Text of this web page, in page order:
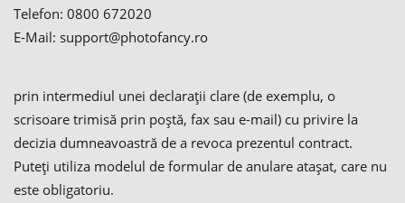
Telefon: 0800 672020
E-Mail: support@photofancy.ro
prin intermediul unei declarații clare (de exemplu, o
scrisoare trimisă prin poștă, fax sau e-mail) cu privire la
decizia dumneavoastră de a revoca prezentul contract.
Puteți utiliza modelul de formular de anulare atașat, care nu
este obligatoriu.